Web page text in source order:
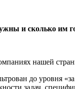
и сколько им
нашей
до уровня
задач,